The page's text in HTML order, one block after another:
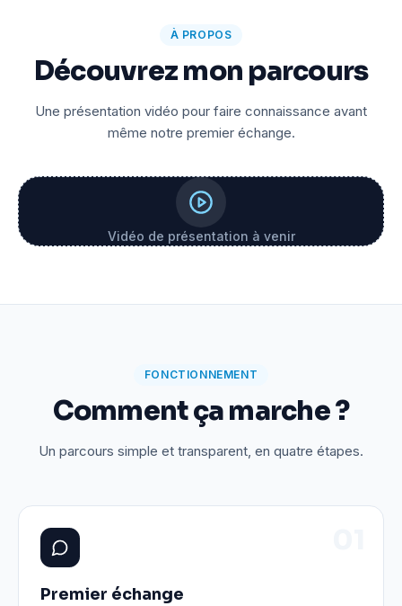
À PROPOS
Découvrez mon parcours
Une présentation vidéo pour faire connaissance avant
même notre premier échange.
Vidéo de présentation à venir
FONCTIONNEMENT
Comment ça marche ?
Un parcours simple et transparent, en quatre étapes.
Premier échange